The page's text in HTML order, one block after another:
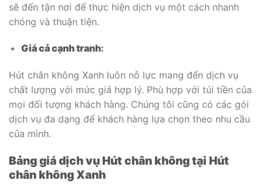
sẽ đến tận nơi để thực hiện dịch vụ một cách nhanh
chóng và thuận tiện.
Giá cả cạnh tranh:
Hút chân không Xanh luôn nỗ lực mang đến dịch vụ
chất lượng với mức giá hợp lý. Phù hợp với túi tiền của
mọi đối tượng khách hàng. Chúng tôi cũng có các gói
dịch vụ đa dạng để khách hàng lựa chọn theo nhu cầu
của mình.
Bảng giá dịch vụ Hút chân không tại Hút
chân không Xanh